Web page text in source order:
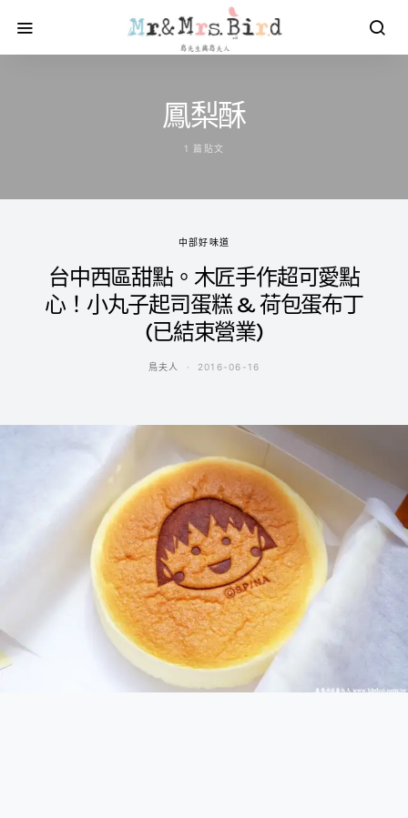
鳳梨酥
1 篇貼文
中部好味道
台中西區甜點。木匠手作超可愛點
心！小丸子起司蛋糕 & 荷包蛋布丁
(已結束營業)
鳥夫人 2016-06-16